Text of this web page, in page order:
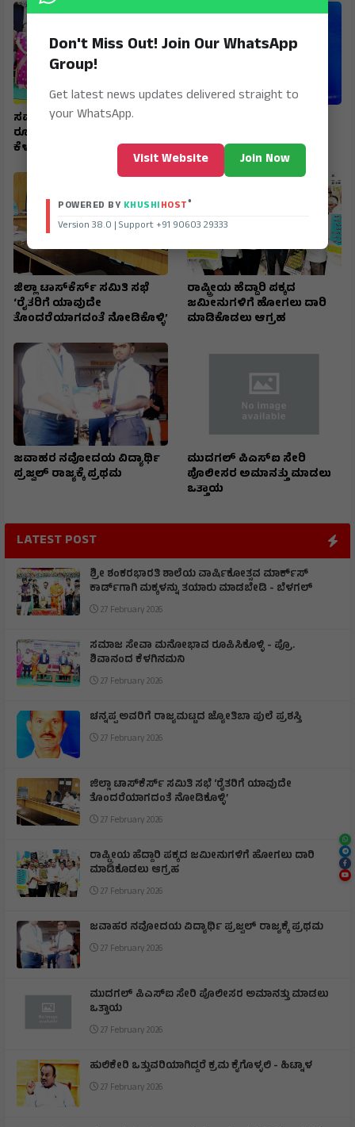
ಸಮಾಜ ಸೇವಾ ಮನೋಭಾವ
ರೂಪಿಸಿಕೊಳ್ಳಿ - ಪ್ರೊ. ಶಿವಾನಂದ
ಕೆಳಗಿನಮನಿ
ಜಿಲ್ಲಾ ಟಾಸ್‌‌ಕೆರ್ಸ್ ಸಮಿತಿ ಸಭೆ
‘ರೈತರಿಗೆ ಯಾವುದೇ
ತೊಂದರೆಯಾಗದಂತೆ ನೋಡಿಕೊಳ್ಳಿ’
ರಾಷ್ಟ್ರೀಯ ಹೆದ್ದಾರಿ ಪಕ್ಕದ
ಜಮೀನುಗಳಿಗೆ ಹೋಗಲು ದಾರಿ
ಮಾಡಿಕೊಡಲು ಆಗ್ರಹ
ಜವಾಹರ ನವೋದಯ ವಿದ್ಯಾರ್ಥಿ
ಪ್ರಜ್ವಲ್ ರಾಜ್ಯಕ್ಕೆ ಪ್ರಥಮ
ಮುದಗಲ್ ಪಿಎಸ್‌ಐ ಸೇರಿ
ಪೊಲೀಸರ ಅಮಾನತ್ತು ಮಾಡಲು
ಒತ್ತಾಯ
LATEST POST
ಶ್ರೀ ಶಂಕರಭಾರತಿ ಶಾಲೆಯ ವಾರ್ಷಿಕೋತ್ಸವ ಮಾರ್ಕ್‌ಸ್‌
ಕಾರ್ಡ್‌ಗಾಗಿ ಮಕ್ಕಳನ್ನು ತಯಾರು ಮಾಡಬೇಡಿ - ಬೆಳಗಲ್
27 February 2026
ಸಮಾಜ ಸೇವಾ ಮನೋಭಾವ ರೂಪಿಸಿಕೊಳ್ಳಿ - ಪ್ರೊ.
ಶಿವಾನಂದ ಕೆಳಗಿನಮನಿ
27 February 2026
ಚನ್ನಪ್ಪ ಅವರಿಗೆ ರಾಜ್ಯಮಟ್ಟದ ಜ್ಯೋತಿಬಾ ಪುಲೆ ಪ್ರಶಸ್ತಿ
27 February 2026
ಜಿಲ್ಲಾ ಟಾಸ್‌‌ಕೆರ್ಸ್ ಸಮಿತಿ ಸಭೆ ‘ರೈತರಿಗೆ ಯಾವುದೇ
ತೊಂದರೆಯಾಗದಂತೆ ನೋಡಿಕೊಳ್ಳಿ’
27 February 2026
ರಾಷ್ಟ್ರೀಯ ಹೆದ್ದಾರಿ ಪಕ್ಕದ ಜಮೀನುಗಳಿಗೆ ಹೋಗಲು ದಾರಿ
ಮಾಡಿಕೊಡಲು ಆಗ್ರಹ
27 February 2026
ಜವಾಹರ ನವೋದಯ ವಿದ್ಯಾರ್ಥಿ ಪ್ರಜ್ವಲ್ ರಾಜ್ಯಕ್ಕೆ ಪ್ರಥಮ
27 February 2026
ಮುದಗಲ್ ಪಿಎಸ್‌ಐ ಸೇರಿ ಪೊಲೀಸರ ಅಮಾನತ್ತು ಮಾಡಲು
ಒತ್ತಾಯ
27 February 2026
ಹುಲಿಕೇರಿ ಒತ್ತುವರಿಯಾಗಿದ್ದರೆ ಕ್ರಮ ಕೈಗೊಳ್ಳಲಿ - ಹಿಟ್ನಾಳ
27 February 2026
Don't Miss Out! Join Our WhatsApp
Group!
Get latest news updates delivered straight to
your WhatsApp.
Visit Website Join Now
POWERED BY KHUSHIHOST®
Version 38.0 | Support +91 90603 29333